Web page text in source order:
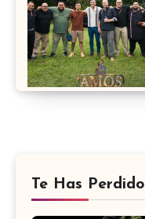
Te Has Perdido